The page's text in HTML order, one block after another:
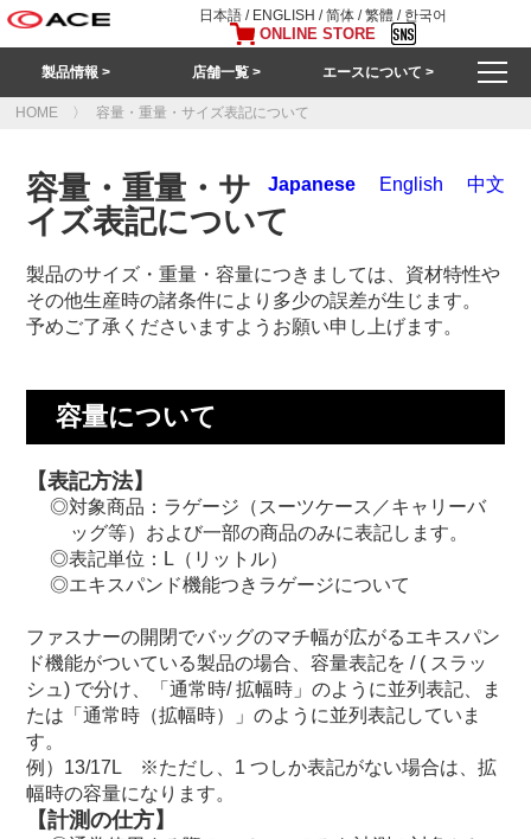
日本語 / ENGLISH /简体 /繁體 / 한국어
ONLINE STORE
製品情報 > 店舗一覧 > エースについて >
HOME 容量・重量・サイズ表記について
Japanese English 中文
容量・重量・サ
イズ表記について
製品のサイズ・重量・容量につきましては、資材特性や
その他生産時の諸条件により多少の誤差が生じます。
予めご了承くださいますようお願い申し上げます。
容量について
【表記方法】
対象商品：ラゲージ（スーツケース／キャリーバ
ッグ等）および一部の商品のみに表記します。
表記単位：L（リットル）
エキスパンド機能つきラゲージについて
ファスナーの開閉でバッグのマチ幅が広がるエキスパン
ド機能がついている製品の場合、容量表記を / ( スラッ
シュ) で分け、「通常時/ 拡幅時」のように並列表記、ま
たは「通常時（拡幅時）」のように並列表記していま
す。
例）13/17L ※ただし、1 つしか表記がない場合は、拡
幅時の容量になります。
【計測の仕方】